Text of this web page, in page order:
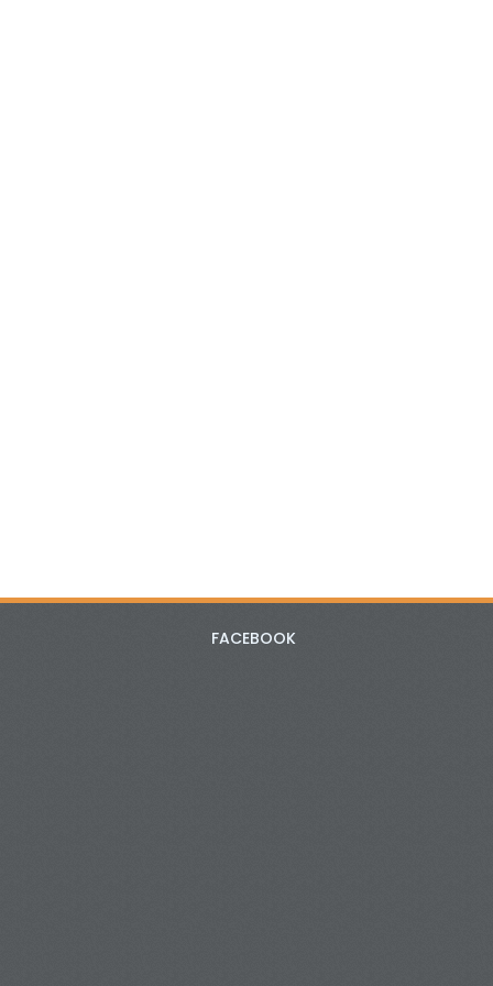
FACEBOOK